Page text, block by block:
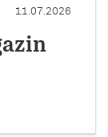
11.07.2026